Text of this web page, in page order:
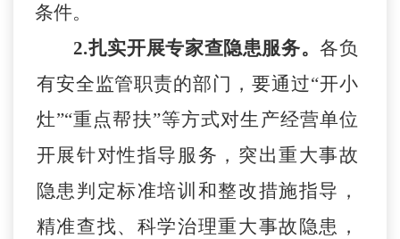
条件。
2.扎实开展专家查隐患服务。各负
有安全监管职责的部门 ，要通过“开小
灶”“重点帮扶”等方式对生产经营单位
开展针对性指导服务， 突出重大事故
隐患判定标准培训和整改措施指导，
精准查找、科学治理重大事故隐患，